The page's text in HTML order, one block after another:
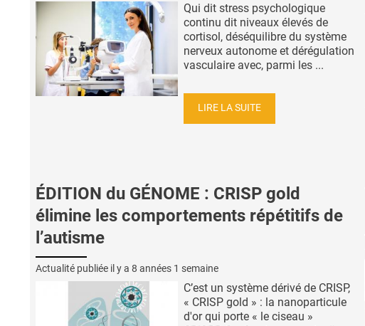
Qui dit stress psychologique
continu dit niveaux élevés de
cortisol, déséquilibre du système
nerveux autonome et dérégulation
vasculaire avec, parmi les ...
LIRE LA SUITE
ÉDITION du GÉNOME : CRISP gold
élimine les comportements répétitifs de
l’autisme
Actualité publiée il y a 8 années 1 semaine
C’est un système dérivé de CRISP,
« CRISP gold » : la nanoparticule
d'or qui porte « le ciseau »